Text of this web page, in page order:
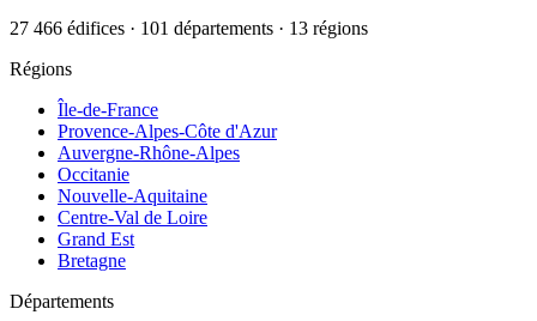
27 466 édifices · 101 départements · 13 régions
Régions
Île-de-France
Provence-Alpes-Côte d'Azur
Auvergne-Rhône-Alpes
Occitanie
Nouvelle-Aquitaine
Centre-Val de Loire
Grand Est
Bretagne
Départements